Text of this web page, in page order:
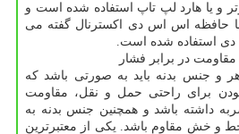
و یا هارد لپ تاپ استفاده شده است و
حافظه اس اس دی اکسترنال گفته می
استفاده شده است.
در برابر فشار
و جنس بدنه باید به صورتی باشد که
برای راحتی حمل و نقل، مقاومت
داشته باشد و همچنین جنس بدنه به
و خش مقاوم باشد. یکی از معتبرترین